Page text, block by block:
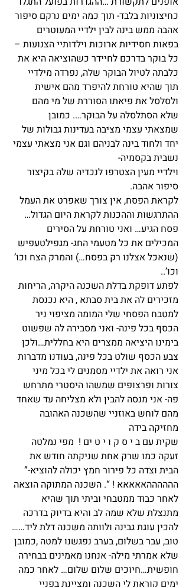
כחיצוניות בלבד- תוך כמה ימים נרקם סיפור
אהבה ממש בינה לבין ילדיי המעוטרים
בפאות חסידיות ארוכות וילדותיי הצנועות –
כל בוקר בדרכם לחיידר כשהוציאה היא את
כלבתה לטיול הבוקר שלה, נפרדה מילדיי
תוך שהיא טורחת להיפרד מהם אישית
ולסלסל את פיאתו הסוררת של מי מהם
שלא הסתלסלה על הבוקר…. כמובן
שמצאתי עצמי מציבה בעדינות גבולות של
יחד ולחוד בינה לבניהם וגם אני מצאתי עצמי
נשבית בקסמיה-
וילדיי מעין הצטרפו לנכדיה שלה בקיצור
סיפור אהבה.
לקראת הפסח, אין צורך שאפרט את העמל
ההתרגשות וההכנות לקראת היום הגדול…
פסח הגיע… ואני טורחת על הסירים
המכילים את כל מטעמי החג- מגפילטעפיש
(שנאכל אצלנו רק בפסח…) והמרק הצח וכו’
וכו’..
לפתע דופקת בדלת השכנה היקרה, הריחות
מזכירים לה את בית סבתא , היא נכנסת
למטבח הפסחי שלי המומה מציפוי ניר
הכסף בכל פינה- ואני מסבירה לה שפשוט
בימינו היציאה ממצרים היא בחללית…ולכן
צבע הכסף שולט בכל פינה, בעודנו מדברות
אני רואה את ילדיי מסמנים לי בכל מיני
צורות ופרצופים שמשהו היסטרי מתרחש
פה- אני מנסה להבין ולא מצליחה עד שאחד
מהם לוחש באוזניי שהשכנה האהובה
מחזיקה בידה
שקית עם ב י ס ק ו י ט ים !  מפי נמלטה
זעקה כמו שרק אחת שניקתה חודש את
הבית וצדה כל פירור חמץ יכולה להוציא-”
ההההההאאאאא ! “. השכנה המתוקה הוצאה
לאחר כבוד ממטבחי וביתי תוך שהיא
מתנצלת שלא שמה לב והיא בדיוק בדרכה
להכין עוגת גבינה ולוותה משכנה דלת ליד……
טוב, עבר בשלום, בערב נפגשנו למטה ,כמובן
שלא אמרתי מילה- אנחנו מאמינים בבחירה
חופשית…חיוכים שלום שלום… לאחר כמה
ימים קוראת לי השכנה ומציינת בפניי